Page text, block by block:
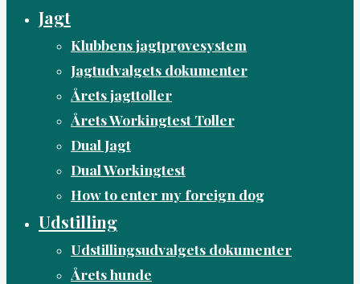
Jagt
Klubbens jagtprøvesystem
Jagtudvalgets dokumenter
Årets jagttoller
Årets Workingtest Toller
Dual Jagt
Dual Workingtest
How to enter my foreign dog
Udstilling
Udstillingsudvalgets dokumenter
Årets hunde